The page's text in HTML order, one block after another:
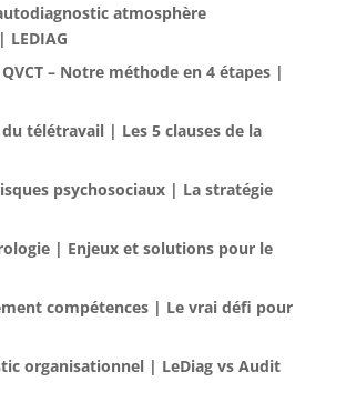
atmosphère
LEDIAG
– Notre méthode en 4 étapes |
télétravail | Les 5 clauses de la
psychosociaux | La stratégie
| Enjeux et solutions pour le
compétences | Le vrai défi pour
organisationnel | LeDiag vs Audit